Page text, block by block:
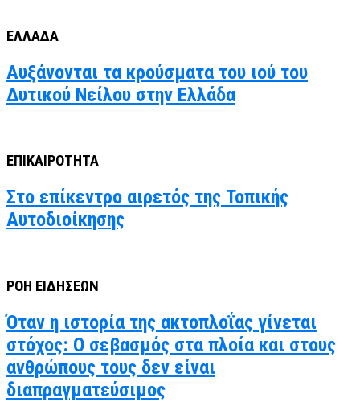
ΕΛΛΑΔΑ
Αυξάνονται τα κρούσματα του ιού του
Δυτικού Νείλου στην Ελλάδα
ΕΠΙΚΑΙΡΟΤΗΤΑ
Στο επίκεντρο αιρετός της Τοπικής
Αυτοδιοίκησης
ΡΟΗ ΕΙΔΗΣΕΩΝ
Όταν η ιστορία της ακτοπλοΐας γίνεται
στόχος: Ο σεβασμός στα πλοία και στους
ανθρώπους τους δεν είναι
διαπραγματεύσιμος